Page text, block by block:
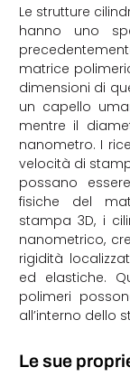
Le strutture
hanno uno
matrice
dimensioni di
un capello
mentre il
nanometro. I
velocità di
possano
fisiche del
stampa 3D, i
nanometrico,
rigidità
ed elastiche.
polimeri
all’interno dello
Le sue